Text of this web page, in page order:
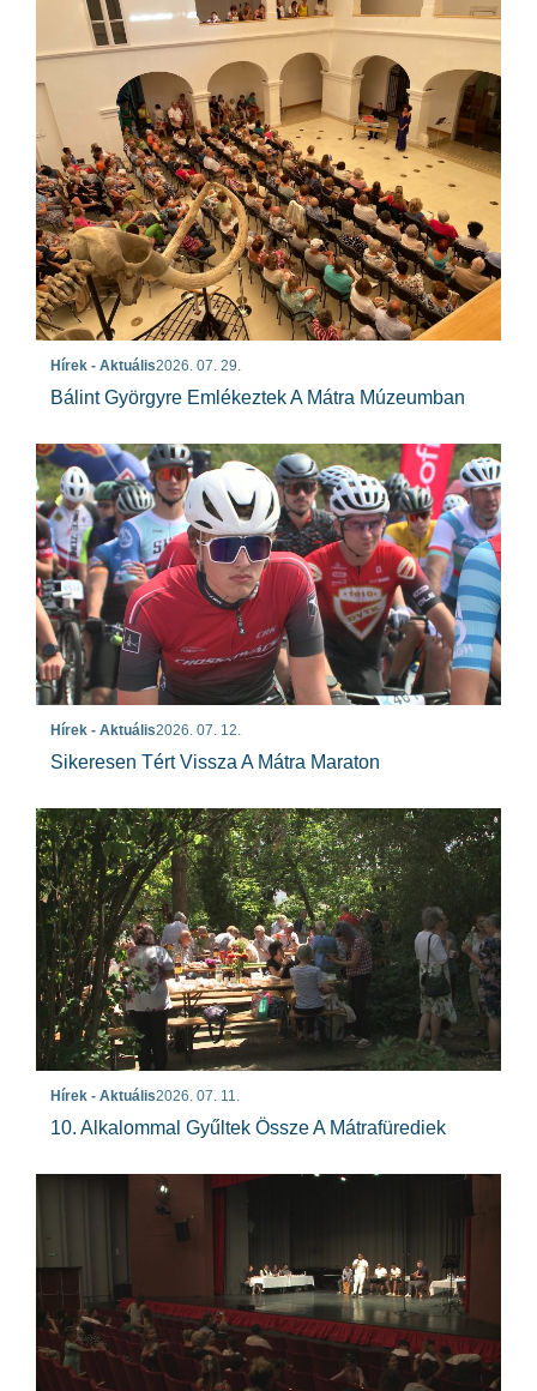
Hírek - Aktuális2026. 07. 29.
Bálint Györgyre Emlékeztek A Mátra Múzeumban
Hírek - Aktuális2026. 07. 12.
Sikeresen Tért Vissza A Mátra Maraton
Hírek - Aktuális2026. 07. 11.
10. Alkalommal Gyűltek Össze A Mátrafürediek